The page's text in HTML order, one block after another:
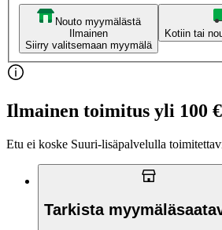
Nouto myymälästä
Ilmainen
Siirry valitsemaan myymälä
Kotiin tai
Ilmainen toimitus yli 100
Etu ei koske Suuri‑lisäpalvelulla
Tarkista